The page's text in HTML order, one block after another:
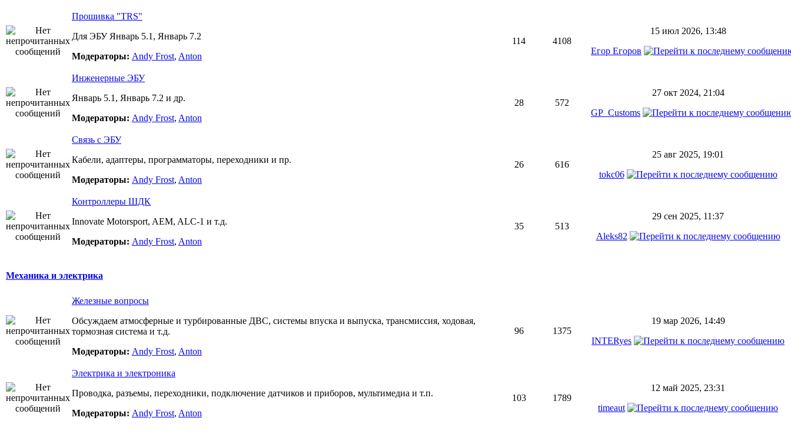
Прошивка "TRS"
Для ЭБУ Январь 5.1, Январь 7.2
Модераторы: Andy Frost, Anton
114 4108
15 июл 2026, 13:48
Егор Егоров
Инженерные ЭБУ
Январь 5.1, Январь 7.2 и др.
Модераторы: Andy Frost, Anton
28 572
27 окт 2024, 21:04
GP_Customs
Связь с ЭБУ
Кабели, адаптеры, программаторы, переходники и пр.
Модераторы: Andy Frost, Anton
26 616
25 авг 2025, 19:01
tokc06
Контроллеры ШДК
Innovate Motorsport, AEM, ALC-1 и т.д.
Модераторы: Andy Frost, Anton
35 513
29 сен 2025, 11:37
Aleks82
Механика и электрика
Железные вопросы
Обсуждаем атмосферные и турбированные ДВС, системы впуска и выпуска, трансмиссия, ходовая,
тормозная система и т.д.
Модераторы: Andy Frost, Anton
96 1375
19 мар 2026, 14:49
INTERyes
Электрика и электроника
Проводка, разъемы, переходники, подключение датчиков и приборов, мультимедиа и т.п.
Модераторы: Andy Frost, Anton
103 1789
12 май 2025, 23:31
timeaut